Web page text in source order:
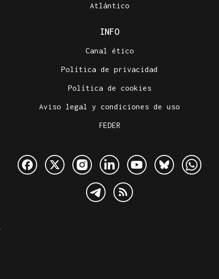
Atlántico
INFO
Canal ético
Política de privacidad
Política de cookies
Aviso legal y condiciones de uso
FEDER